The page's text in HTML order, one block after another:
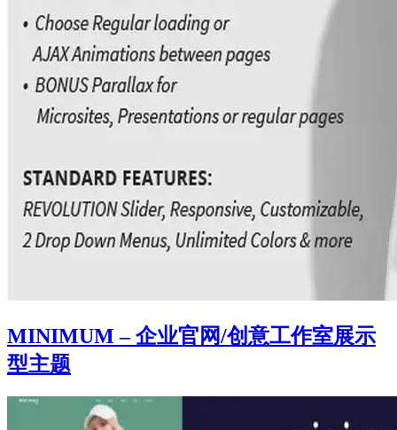
MINIMUM – 企业官网/创意工作室展示
型主题